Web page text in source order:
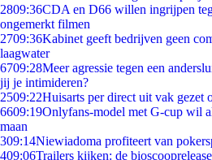
2809:36CDA en D66 willen ingrijpen
ongemerkt filmen
2709:36Kabinet geeft bedrijven geen
laagwater
6709:28Meer agressie tegen een
jij je intimideren?
2509:22Huisarts per direct uit vak gezet
6609:19Onlyfans-model met G-cup wil
maan
309:14Niewiadoma profiteert van
409:06Trailers kijken: de